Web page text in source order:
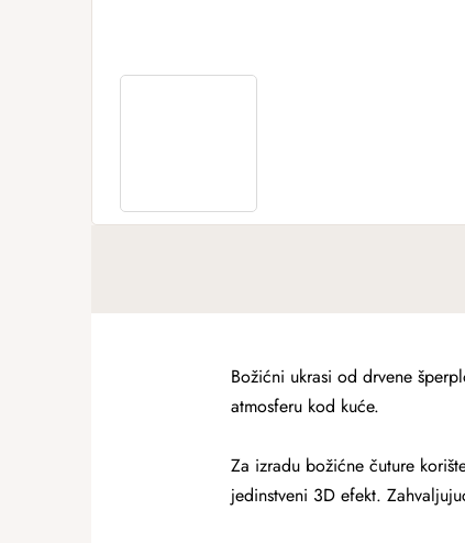
Božićni ukrasi od drvene
atmosferu kod kuće.
Za izradu božićne čuture
jedinstveni 3D efekt.